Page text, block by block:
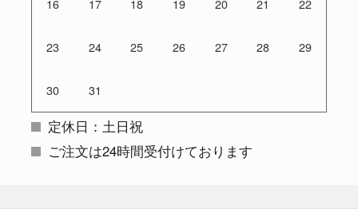
16 17 18 19 20 21 22
23 24 25 26 27 28 29
30 31
定休日：土日祝
ご注文は24時間受付けております